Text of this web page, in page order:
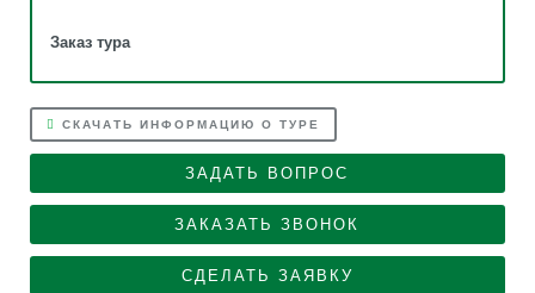
Заказ тура
СКАЧАТЬ ИНФОРМАЦИЮ О ТУРЕ
ЗАДАТЬ ВОПРОС
ЗАКАЗАТЬ ЗВОНОК
СДЕЛАТЬ ЗАЯВКУ